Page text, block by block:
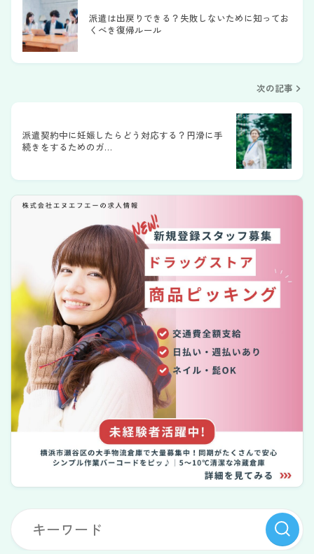
派遣は出戻りできる？失敗しないために知ってお
くべき復帰ルール
次の記事
派遣契約中に妊娠したらどう対応する？円滑に手
続きをするためのガ…